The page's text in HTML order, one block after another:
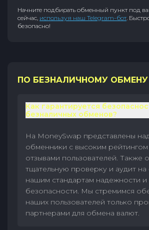
Начните подбирать обменный пункт под
сейчас, используя наш Telegram-бот.
безопасно!
ПО БЕЗНАЛИЧНОМУ ОБМЕНУ
Как гарантируется
безналичных обменов?
На MoneySwap представлены
обменники с высоким
отзывами пользователей. Также
тщательную проверку и аудит на
нашим стандартам надежности и
безопасности. Мы стремимся
наших пользователей только
партнерами для обмена валют.